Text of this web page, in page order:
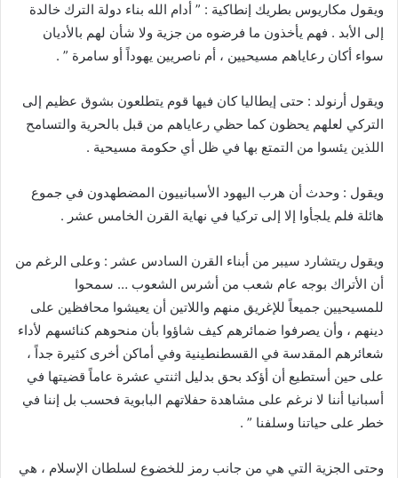
ويقول مكاريوس بطريك إنطاكية : ” أدام الله بناء دولة الترك خالدة
إلى الأبد . فهم يأخذون ما فرضوه من جزية ولا شأن لهم بالأديان
سواء أكان رعاياهم مسيحيين ، أم ناصريين يهوداً أو سامرة ” .
ويقول أرنولد : حتى إيطاليا كان فيها قوم يتطلعون بشوق عظيم إلى
التركي لعلهم يحظون كما حظي رعاياهم من قبل بالحرية والتسامح
اللذين يئسوا من التمتع بها في ظل أي حكومة مسيحية .
ويقول : وحدث أن هرب اليهود الأسبانييون المضطهدون في جموع
هائلة فلم يلجأوا إلا إلى تركيا في نهاية القرن الخامس عشر .
ويقول ريتشارد سيبر من أبناء القرن السادس عشر : وعلى الرغم من
أن الأتراك بوجه عام شعب من أشرس الشعوب … سمحوا
للمسيحيين جميعاً للإغريق منهم واللاتين أن يعيشوا محافظين على
دينهم ، وأن يصرفوا ضمائرهم كيف شاؤوا بأن منحوهم كنائسهم لأداء
شعائرهم المقدسة في القسطنطينية وفي أماكن أخرى كثيرة جداً ،
على حين أستطيع أن أؤكد بحق بدليل اثنتي عشرة عاماً قضيتها في
أسبانيا أننا لا نرغم على مشاهدة حفلاتهم البابوية فحسب بل إننا في
خطر على حياتنا وسلفنا ” .
وحتى الجزية التي هي من جانب رمز للخضوع لسلطان الإسلام ، هي